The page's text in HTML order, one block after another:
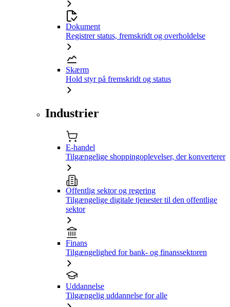
Dokument
Registrer status, fremskridt og overholdelse
Skærm
Hold styr på fremskridt og status
Industrier
E-handel
Tilgængelige shoppingoplevelser, der konverterer
Offentlig sektor og regering
Tilgængelige digitale tjenester til den offentlige
sektor
Finans
Tilgængelighed for bank- og finanssektoren
Uddannelse
Tilgængelig uddannelse for alle